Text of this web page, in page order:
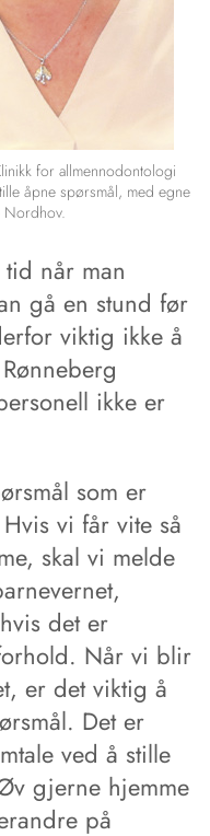
for allmennodontologi
åpne spørsmål, med egne
Nordhov.
når man
gå en stund før
viktig ikke å
ikke er
som er
vi får vite så
skal vi melde
det er
Når vi blir
er det viktig å
Det er
ved å stille
gjerne hjemme
på